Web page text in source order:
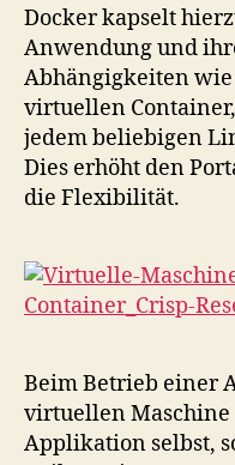
Docker kapselt
Anwendung und
Abhängigkeiten
virtuellen
jedem beliebigen
Dies erhöht den
die Flexibilität.
Beim Betrieb einer
virtuellen
Applikation selbst,